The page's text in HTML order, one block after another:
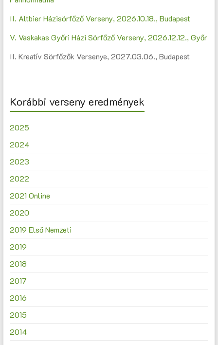
II. Altbier Házisörfőző Verseny, 2026.10.18., Budapest
V. Vaskakas Győri Házi Sörfőző Verseny, 2026.12.12., Győr
II. Kreatív Sörfőzők Versenye, 2027.03.06., Budapest
Korábbi verseny eredmények
2025
2024
2023
2022
2021 Online
2020
2019 Első Nemzeti
2019
2018
2017
2016
2015
2014